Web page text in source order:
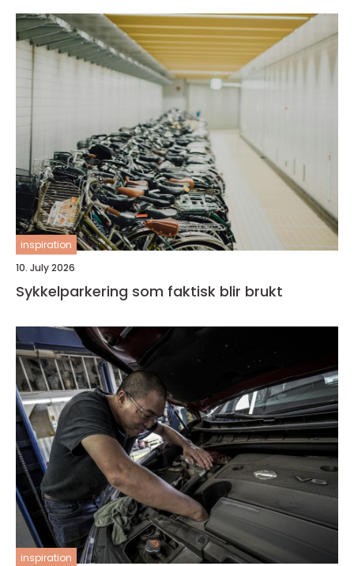
inspiration
10. July 2026
Sykkelparkering som faktisk blir brukt
inspiration